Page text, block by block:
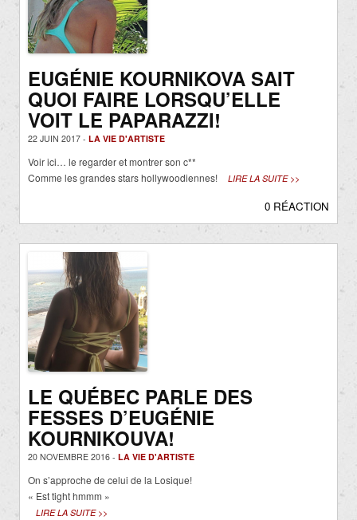
EUGÉNIE KOURNIKOVA SAIT
QUOI FAIRE LORSQU’ELLE
VOIT LE PAPARAZZI!
22 JUIN 2017 - LA VIE D'ARTISTE
Voir ici… le regarder et montrer son c**
Comme les grandes stars hollywoodiennes!
LIRE LA SUITE >>
0 RÉACTION
LE QUÉBEC PARLE DES
FESSES D’EUGÉNIE
KOURNIKOUVA!
20 NOVEMBRE 2016 - LA VIE D'ARTISTE
On s’approche de celui de la Losique!
« Est tight hmmm »
LIRE LA SUITE >>